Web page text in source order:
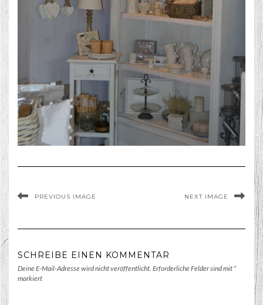
PREVIOUS IMAGE NEXT IMAGE
SCHREIBE EINEN KOMMENTAR
Deine E-Mail-Adresse wird nicht veröffentlicht. Erforderliche Felder sind mit *
markiert